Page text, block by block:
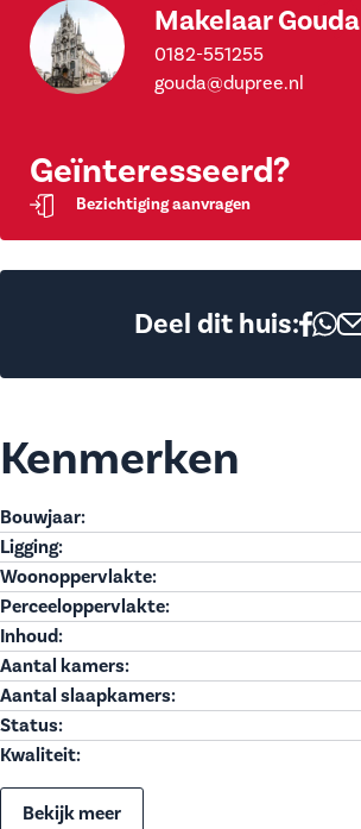
Makelaar Gouda
0182-551255
gouda@dupree.nl
Geïnteresseerd?
Bezichtiging aanvragen
Deel dit huis:
Kenmerken
Bouwjaar:
Ligging:
Woonoppervlakte:
Perceeloppervlakte:
Inhoud:
Aantal kamers:
Aantal slaapkamers:
Status:
Kwaliteit:
Bekijk meer